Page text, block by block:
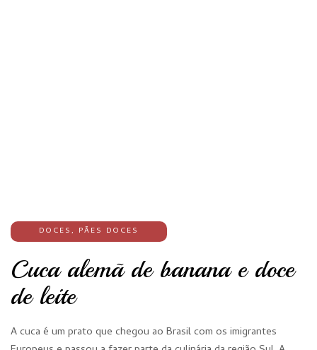
DOCES, PÃES DOCES
Cuca alemã de banana e doce
de leite
A cuca é um prato que chegou ao Brasil com os imigrantes